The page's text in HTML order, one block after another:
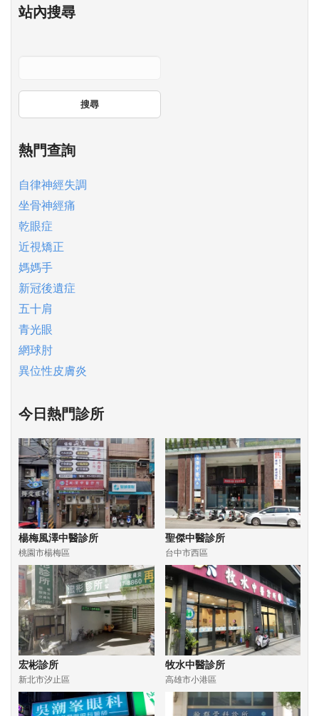
站內搜尋
搜尋
熱門查詢
自律神經失調
坐骨神經痛
乾眼症
近視矯正
媽媽手
新冠後遺症
五十肩
青光眼
網球肘
異位性皮膚炎
今日熱門診所
楊梅風澤中醫診所
桃園市楊梅區
聖傑中醫診所
台中市西區
宏彬診所
新北市汐止區
牧水中醫診所
高雄市小港區